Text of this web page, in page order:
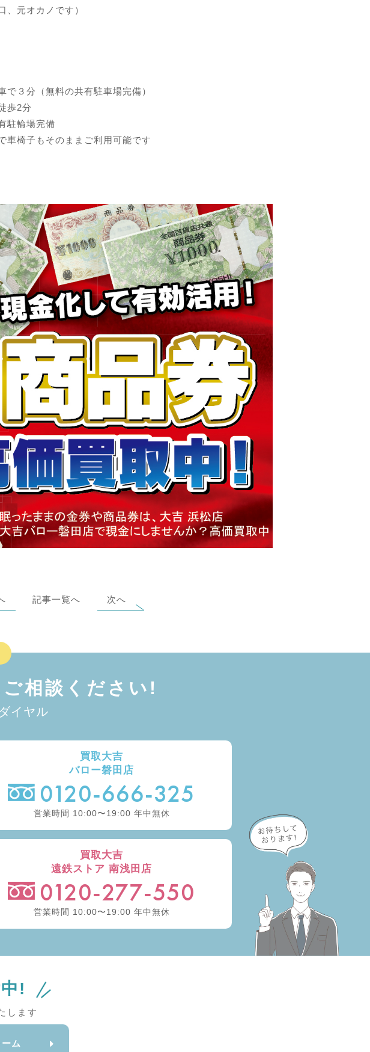
、元オカノです）
３分（無料の共有駐車場完備）
歩2分
駐輪場完備
車椅子もそのままご利用可能です
記事一覧へ 次へ
相談ください!
イヤル
買取大吉
バロー磐田店
0120-666-325
営業時間 10:00〜19:00 年中無休
買取大吉
遠鉄ストア 南浅田店
0120-277-550
営業時間 10:00〜19:00 年中無休
!
します
ム